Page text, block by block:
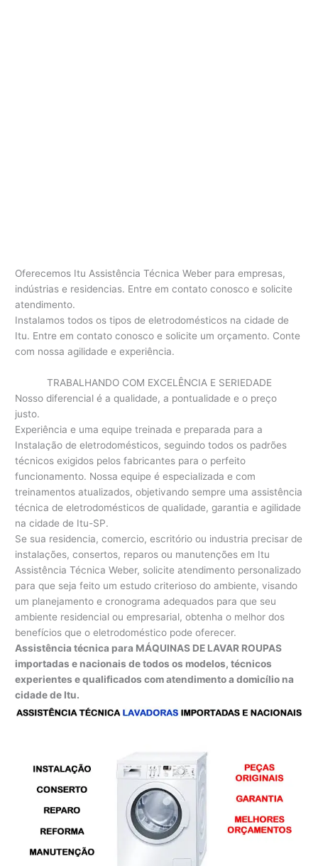
Oferecemos Itu Assistência Técnica Weber para empresas,
indústrias e residencias. Entre em contato conosco e solicite
atendimento.
Instalamos todos os tipos de eletrodomésticos na cidade de
Itu. Entre em contato conosco e solicite um orçamento. Conte
com nossa agilidade e experiência.
TRABALHANDO COM EXCELÊNCIA E SERIEDADE
Nosso diferencial é a qualidade, a pontualidade e o preço
justo.
Experiência e uma equipe treinada e preparada para a
Instalação de eletrodomésticos, seguindo todos os padrões
técnicos exigidos pelos fabricantes para o perfeito
funcionamento. Nossa equipe é especializada e com
treinamentos atualizados, objetivando sempre uma assistência
técnica de eletrodomésticos de qualidade, garantia e agilidade
na cidade de Itu-SP.
Se sua residencia, comercio, escritório ou industria precisar de
instalações, consertos, reparos ou manutenções em Itu
Assistência Técnica Weber, solicite atendimento personalizado
para que seja feito um estudo criterioso do ambiente, visando
um planejamento e cronograma adequados para que seu
ambiente residencial ou empresarial, obtenha o melhor dos
benefícios que o eletrodoméstico pode oferecer.
Assistência técnica para MÁQUINAS DE LAVAR ROUPAS
importadas e nacionais de todos os modelos, técnicos
experientes e qualificados com atendimento a domicílio na
cidade de Itu.